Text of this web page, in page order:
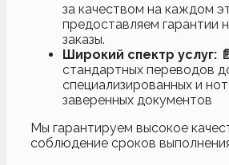
за качеством на каждом
предоставляем гарантии
заказы.
Широкий спектр услуг:
стандартных переводов
специализированных и
заверенных документов
Мы гарантируем высокое
соблюдение сроков